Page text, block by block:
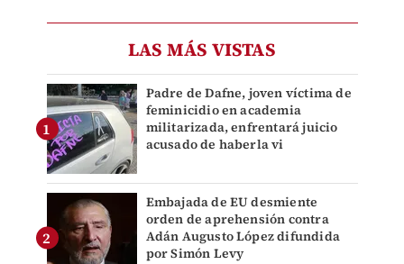
LAS MÁS VISTAS
Padre de Dafne, joven víctima de
feminicidio en academia
militarizada, enfrentará juicio
acusado de haberla vi
Embajada de EU desmiente
orden de aprehensión contra
Adán Augusto López difundida
por Simón Levy